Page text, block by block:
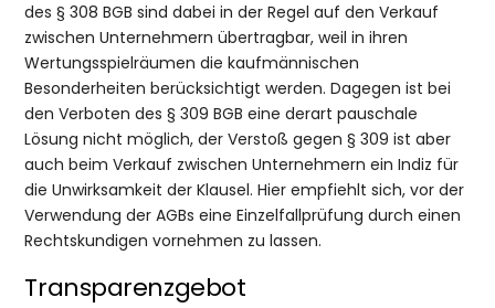
des § 308 BGB sind dabei in der Regel auf den Verkauf
zwischen Unternehmern übertragbar, weil in ihren
Wertungsspielräumen die kaufmännischen
Besonderheiten berücksichtigt werden. Dagegen ist bei
den Verboten des § 309 BGB eine derart pauschale
Lösung nicht möglich, der Verstoß gegen § 309 ist aber
auch beim Verkauf zwischen Unternehmern ein Indiz für
die Unwirksamkeit der Klausel. Hier empfiehlt sich, vor der
Verwendung der AGBs eine Einzelfallprüfung durch einen
Rechtskundigen vornehmen zu lassen.
Transparenzgebot